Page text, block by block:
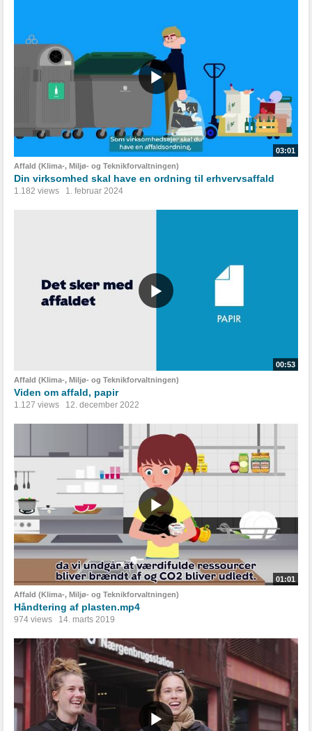
03:01
Affald (Klima-, Miljø- og Teknikforvaltningen)
Din virksomhed skal have en ordning til erhvervsaffald
1.182 views 1. februar 2024
00:53
Affald (Klima-, Miljø- og Teknikforvaltningen)
Viden om affald, papir
1.127 views 12. december 2022
01:01
Affald (Klima-, Miljø- og Teknikforvaltningen)
Håndtering af plasten.mp4
974 views 14. marts 2019